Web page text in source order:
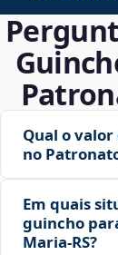
Qual o
no
Em quais
guincho
Maria‑RS?